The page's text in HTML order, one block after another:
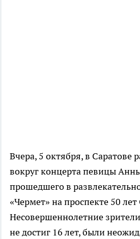
Вчера, 5 октября, в Саратове
вокруг концерта певицы
прошедшего в
«Чермет» на проспекте 50
Несовершеннолетние
не достиг 16 лет, были